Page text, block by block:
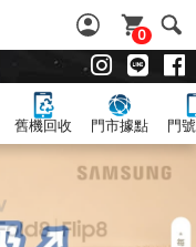
0
舊機回收 門市據點 門